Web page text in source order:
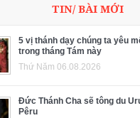
TIN/ BÀI MỚI
5 vị thánh dạy chúng ta yêu
trong tháng Tám này
Thứ Năm 06.08.2026
Đức Thánh Cha sẽ tông du
Pêru